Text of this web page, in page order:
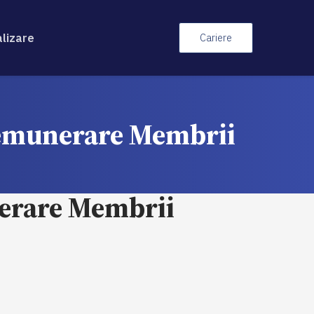
Cariere
Membrii
Membrii